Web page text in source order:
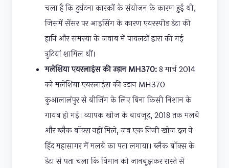
चला है कि दुर्घटना कारकों के संयोजन के कारण हुई थी,
जिसमें सेंसर पर आइसिंग के कारण एयरस्पीड डेटा की
हानि और समस्या के जवाब में पायलटों द्वारा की गई
त्रुटियां शामिल थीं।
मलेशिया एयरलाइंस की उड़ान MH370:8 मार्च 2014
को मलेशिया एयरलाइंस की उड़ान MH370
कुआलालंपुर से बीजिंग के लिए बिना किसी निशान के
गायब हो गई। व्यापक खोज के बावजूद, 2018 तक मलबे
और ब्लैक बॉक्स नहीं मिले, जब एक निजी खोज दल ने
हिंद महासागर में मलबे का पता लगाया। ब्लैक बॉक्स के
डेटा से पता चला कि विमान को जानबूझकर रास्ते से